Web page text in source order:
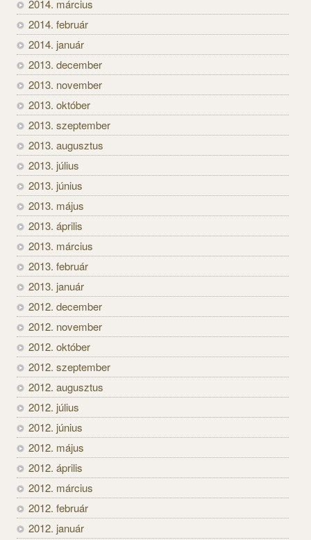
2014. március
2014. február
2014. január
2013. december
2013. november
2013. október
2013. szeptember
2013. augusztus
2013. július
2013. június
2013. május
2013. április
2013. március
2013. február
2013. január
2012. december
2012. november
2012. október
2012. szeptember
2012. augusztus
2012. július
2012. június
2012. május
2012. április
2012. március
2012. február
2012. január